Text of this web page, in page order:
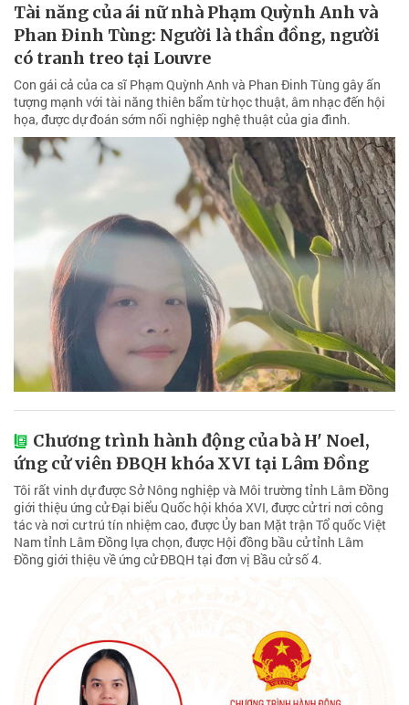
Tài năng của ái nữ nhà Phạm Quỳnh Anh và
Phan Đinh Tùng: Người là thần đồng, người
có tranh treo tại Louvre
Con gái cả của ca sĩ Phạm Quỳnh Anh và Phan Đinh Tùng gây ấn
tượng mạnh với tài năng thiên bẩm từ học thuật, âm nhạc đến hội
họa, được dự đoán sớm nối nghiệp nghệ thuật của gia đình.
Chương trình hành động của bà H' Noel,
ứng cử viên ĐBQH khóa XVI tại Lâm Đồng
Tôi rất vinh dự được Sở Nông nghiệp và Môi trường tỉnh Lâm Đồng
giới thiệu ứng cử Đại biểu Quốc hội khóa XVI, được cử tri nơi công
tác và nơi cư trú tín nhiệm cao, được Ủy ban Mặt trận Tổ quốc Việt
Nam tỉnh Lâm Đồng lựa chọn, được Hội đồng bầu cử tỉnh Lâm
Đồng giới thiệu về ứng cử ĐBQH tại đơn vị Bầu cử số 4.